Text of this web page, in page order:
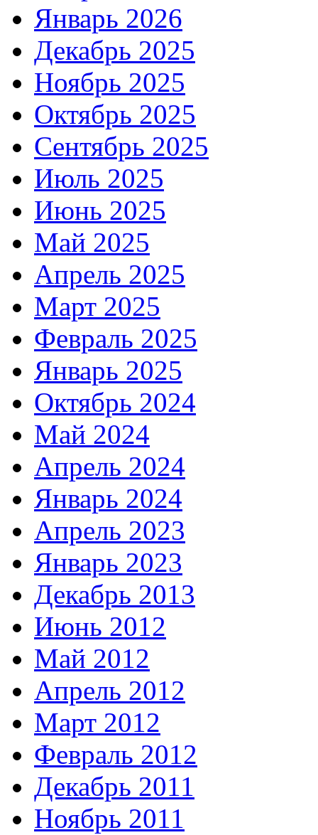
Январь 2026
Декабрь 2025
Ноябрь 2025
Октябрь 2025
Сентябрь 2025
Июль 2025
Июнь 2025
Май 2025
Апрель 2025
Март 2025
Февраль 2025
Январь 2025
Октябрь 2024
Май 2024
Апрель 2024
Январь 2024
Апрель 2023
Январь 2023
Декабрь 2013
Июнь 2012
Май 2012
Апрель 2012
Март 2012
Февраль 2012
Декабрь 2011
Ноябрь 2011